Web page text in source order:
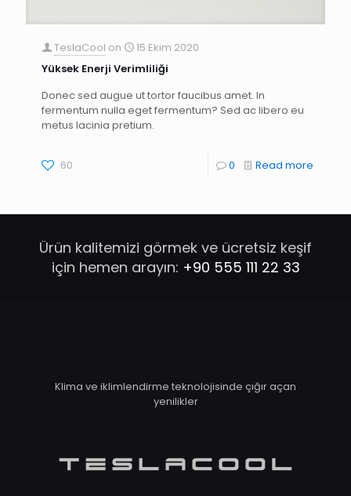
TeslaCool on
15 Ekim 2020
Yüksek Enerji Verimliliği
Donec sed augue ut tortor faucibus amet. In
fermentum nulla eget fermentum? Sed ac libero eu
metus lacinia pretium.
60 0 Read more
Ürün kalitemizi görmek ve ücretsiz keşif
için hemen arayın: +90 555 111 22 33
Klima ve iklimlendirme teknolojisinde çığır açan
yenilikler